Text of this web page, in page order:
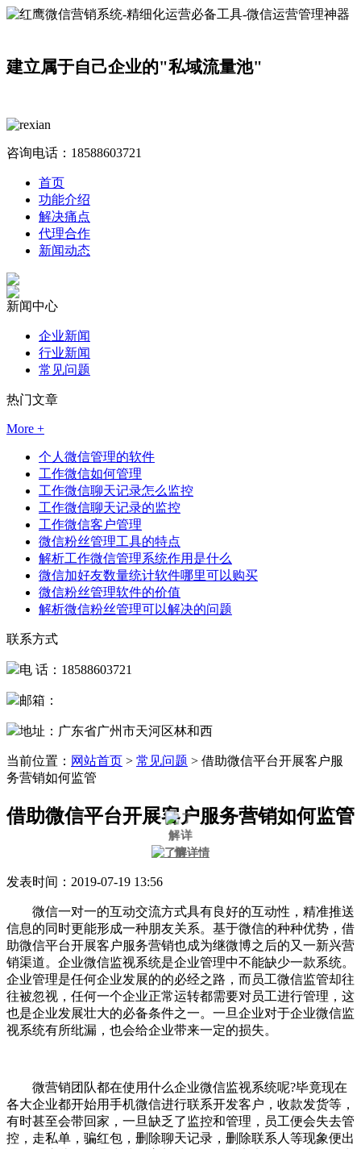
建立属于自己企业的"私域流量池"
咨询电话： 18588603721
首页
功能介绍
解决痛点
代理合作
新闻动态
新闻中心
企业新闻
行业新闻
常见问题
热门文章
More +
个人微信管理的软件
工作微信如何管理
工作微信聊天记录怎么监控
工作微信聊天记录的监控
工作微信客户管理
微信粉丝管理工具的特点
解析工作微信管理系统作用是什么
微信加好友数量统计软件哪里可以购买
微信粉丝管理软件的价值
解析微信粉丝管理可以解决的问题
联系方式
电 话：18588603721
邮箱：
地址：广东省广州市天河区林和西
当前位置： 网站首页 > 常见问题 > 借助微信平台开展客户服
务营销如何监管
借助微信平台开展客户服务营销如何监管
发表时间：2019-07-19 13:56
微信一对一的互动交流方式具有良好的互动性，精准推送
信息的同时更能形成一种朋友关系。基于微信的种种优势，借
助微信平台开展客户服务营销也成为继微博之后的又一新兴营
销渠道。企业微信监视系统是企业管理中不能缺少一款系统。
企业管理是任何企业发展的的必经之路，而员工微信监管却往
往被忽视，任何一个企业正常运转都需要对员工进行管理，这
也是企业发展壮大的必备条件之一。一旦企业对于企业微信监
视系统有所纰漏，也会给企业带来一定的损失。
微营销团队都在使用什么企业微信监视系统呢?毕竟现在
各大企业都开始用手机微信进行联系开发客户，收款发货等，
有时甚至会带回家，一旦缺乏了监控和管理，员工便会失去管
控，走私单，骗红包，删除聊天记录，删除联系人等现象便出